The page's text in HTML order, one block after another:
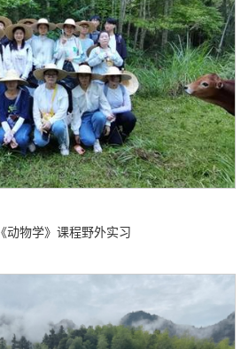
《动物学》课程野外实习